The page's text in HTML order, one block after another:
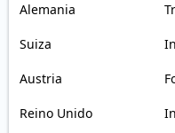
Alemania
Suiza
Austria
Reino Unido